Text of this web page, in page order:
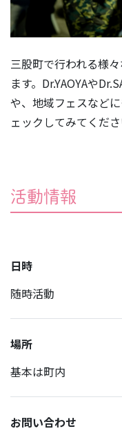
三股町で行われる様
ます。Dr.YAOYAや
や、地域フェスなど
ェックしてみてくださ
活動情報
日時
随時活動
場所
基本は町内
お問い合わせ